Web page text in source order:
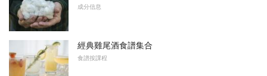
成分信息
經典雞尾酒食譜集合
食譜按課程